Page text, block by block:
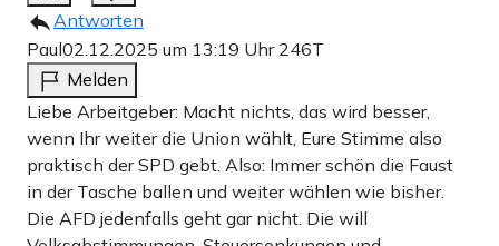
Antworten
Paul02.12.2025 um 13:19 Uhr 246T
Melden
Liebe Arbeitgeber: Macht nichts, das wird besser,
wenn Ihr weiter die Union wählt, Eure Stimme also
praktisch der SPD gebt. Also: Immer schön die Faust
in der Tasche ballen und weiter wählen wie bisher.
Die AFD jedenfalls geht gar nicht. Die will